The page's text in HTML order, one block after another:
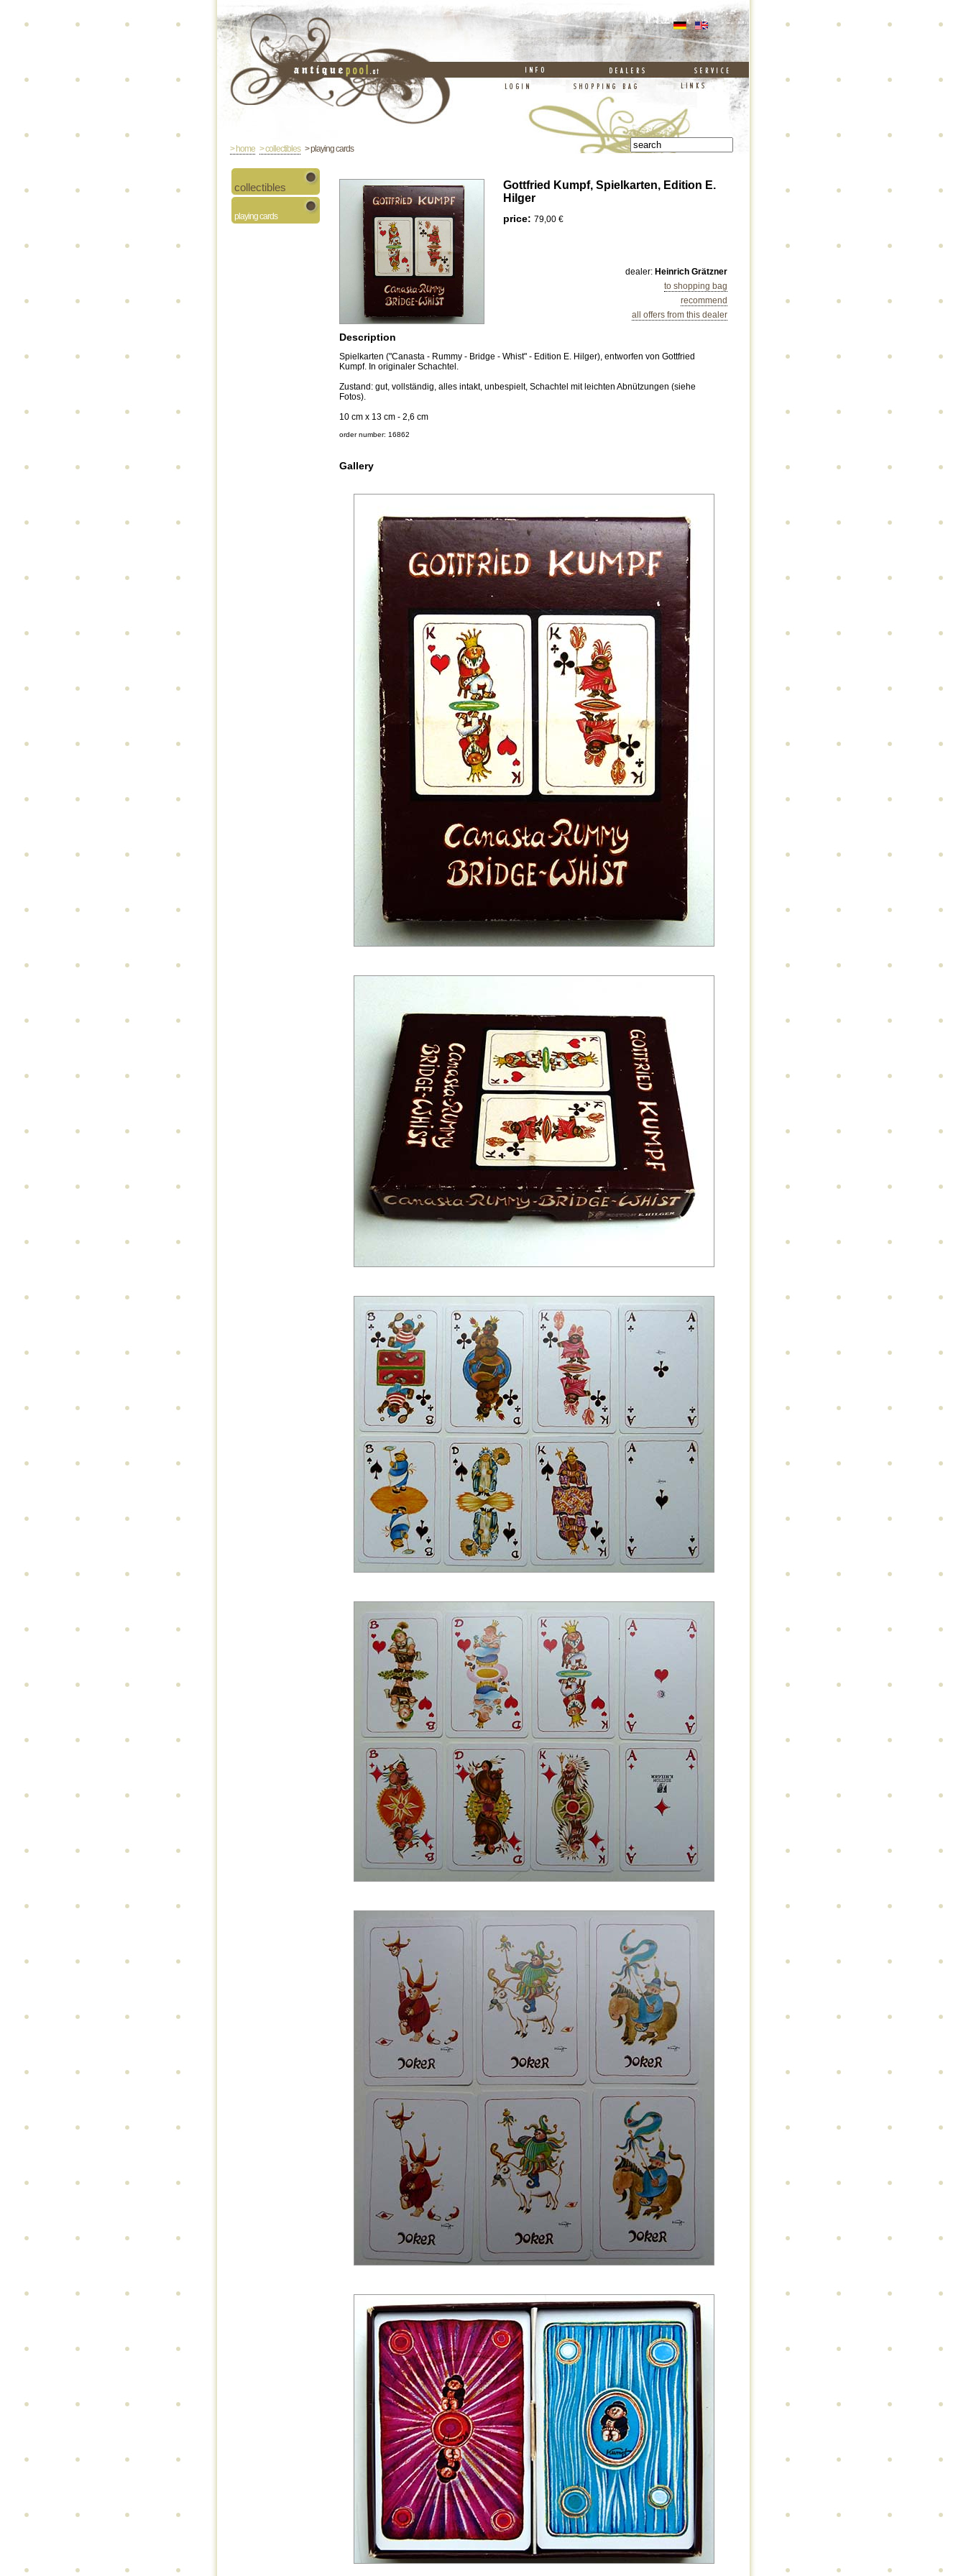
> home > collectibles> playing cards
collectibles
playing cards
Gottfried Kumpf, Spielkarten, Edition E.
Hilger
price: 79,00 €
recommend
to shopping bag
dealer: Heinrich Grätzner
all offers from this dealer
Description
Spielkarten ("Canasta - Rummy - Bridge - Whist" - Edition E. Hilger), entworfen von Gottfried
Kumpf. In originaler Schachtel.
Zustand: gut, vollständig, alles intakt, unbespielt, Schachtel mit leichten Abnützungen (siehe
Fotos).
10 cm x 13 cm - 2,6 cm
order number: 16862
Gallery